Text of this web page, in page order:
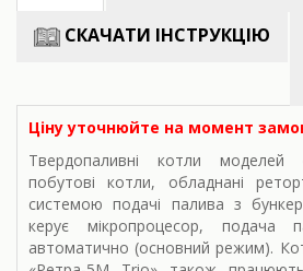
СКАЧАТИ ІНСТРУКЦІЮ
Ціну уточнюйте на момент
Твердопаливні котли
побутові котли, обладнані
системою подачі палива з
керує мікропроцесор, подача
автоматично (основний режим).